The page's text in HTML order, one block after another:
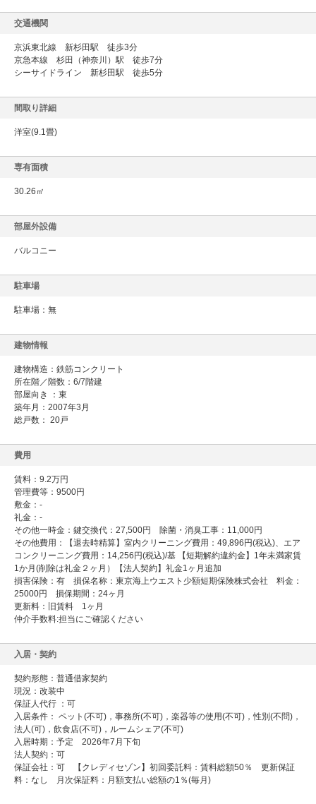
交通機関
京浜東北線 新杉田駅 徒歩3分
京急本線 杉田（神奈川）駅 徒歩7分
シーサイドライン 新杉田駅 徒歩5分
間取り詳細
洋室(9.1畳)
専有面積
30.26㎡
部屋外設備
バルコニー
駐車場
駐車場：無
建物情報
建物構造：鉄筋コンクリート
所在階／階数：6/7階建
部屋向き ：東
築年月：2007年3月
総戸数： 20戸
費用
賃料：9.2万円
管理費等：9500円
敷金：-
礼金：-
その他一時金：鍵交換代：27,500円 除菌・消臭工事：11,000円
その他費用：【退去時精算】室内クリーニング費用：49,896円(税込)、エア
コンクリーニング費用：14,256円(税込)/基 【短期解約違約金】1年未満家賃
1か月(削除は礼金２ヶ月）【法人契約】礼金1ヶ月追加
損害保険：有 損保名称：東京海上ウエスト少額短期保険株式会社 料金：
25000円 損保期間：24ヶ月
更新料：旧賃料 1ヶ月
仲介手数料:担当にご確認ください
入居・契約
契約形態： 普通借家契約
現況：改装中
保証人代行 ：可
入居条件： ペット(不可)，事務所(不可)，楽器等の使用(不可)，性別(不問)，
法人(可)，飲食店(不可)，ルームシェア(不可)
入居時期：予定 2026年7月下旬
法人契約：可
保証会社：可 【クレディセゾン】初回委託料：賃料総額50％ 更新保証
料：なし 月次保証料：月額支払い総額の1％(毎月)